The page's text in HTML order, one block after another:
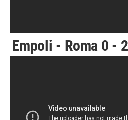
Empoli - Roma 0 - 2